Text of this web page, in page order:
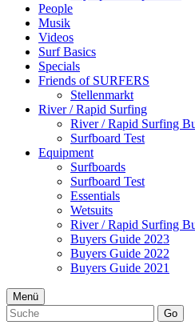
People
Musik
Videos
Surf Basics
Specials
Friends of SURFERS
Stellenmarkt
River / Rapid Surfing
River / Rapid Surfing
Surfboard Test
Equipment
Surfboards
Surfboard Test
Essentials
Wetsuits
River / Rapid Surfing
Buyers Guide 2023
Buyers Guide 2022
Buyers Guide 2021
Menü
Go